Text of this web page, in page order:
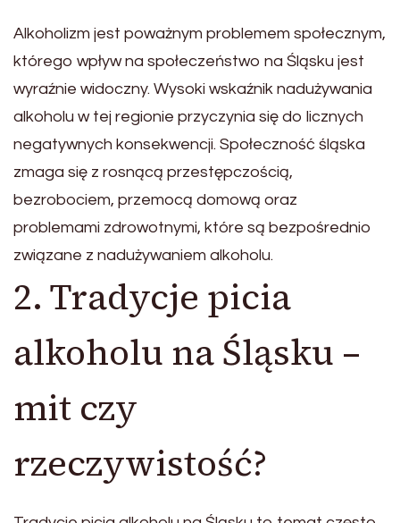
Alkoholizm jest poważnym problemem społecznym,
którego wpływ na społeczeństwo na Śląsku jest
wyraźnie widoczny. Wysoki wskaźnik nadużywania
alkoholu w tej regionie przyczynia się do licznych
negatywnych konsekwencji. Społeczność śląska
zmaga się z rosnącą przestępczością,
bezrobociem, przemocą domową oraz
problemami zdrowotnymi, które są bezpośrednio
związane z nadużywaniem alkoholu.
2. Tradycje picia
alkoholu na Śląsku –
mit czy
rzeczywistość?